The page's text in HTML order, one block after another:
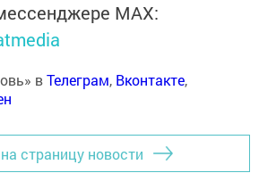
MАХ:
вТелеграм, Вконтакте,
страницу новости